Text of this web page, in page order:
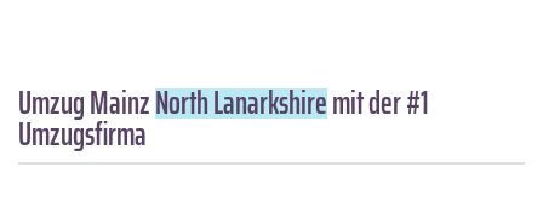
Umzug MainzNorth Lanarkshiremit der #1
Umzugsfirma